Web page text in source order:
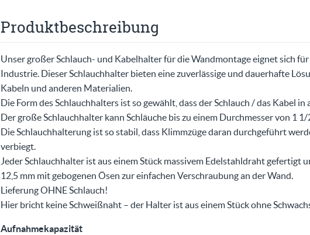
Produktbeschreibung
Unser großer Schlauch- und Kabelhalter für die Wandmontage eignet sich
Industrie. Dieser Schlauchhalter bieten eine zuverlässige und dauerhafte
Kabeln und anderen Materialien.
Die Form des Schlauchhalters ist so gewählt, dass der Schlauch / das Kabel
Der große Schlauchhalter kann Schläuche bis zu einem Durchmesser von 1
Die Schlauchhalterung ist so stabil, dass Klimmzüge daran durchgeführt
verbiegt.
Jeder Schlauchhalter ist aus einem Stück massivem Edelstahldraht
12,5 mm mit gebogenen Ösen zur einfachen Verschraubung an der Wand.
Lieferung OHNE Schlauch!
Hier bricht keine Schweißnaht – der Halter ist aus einem Stück ohne
Aufnahmekapazität